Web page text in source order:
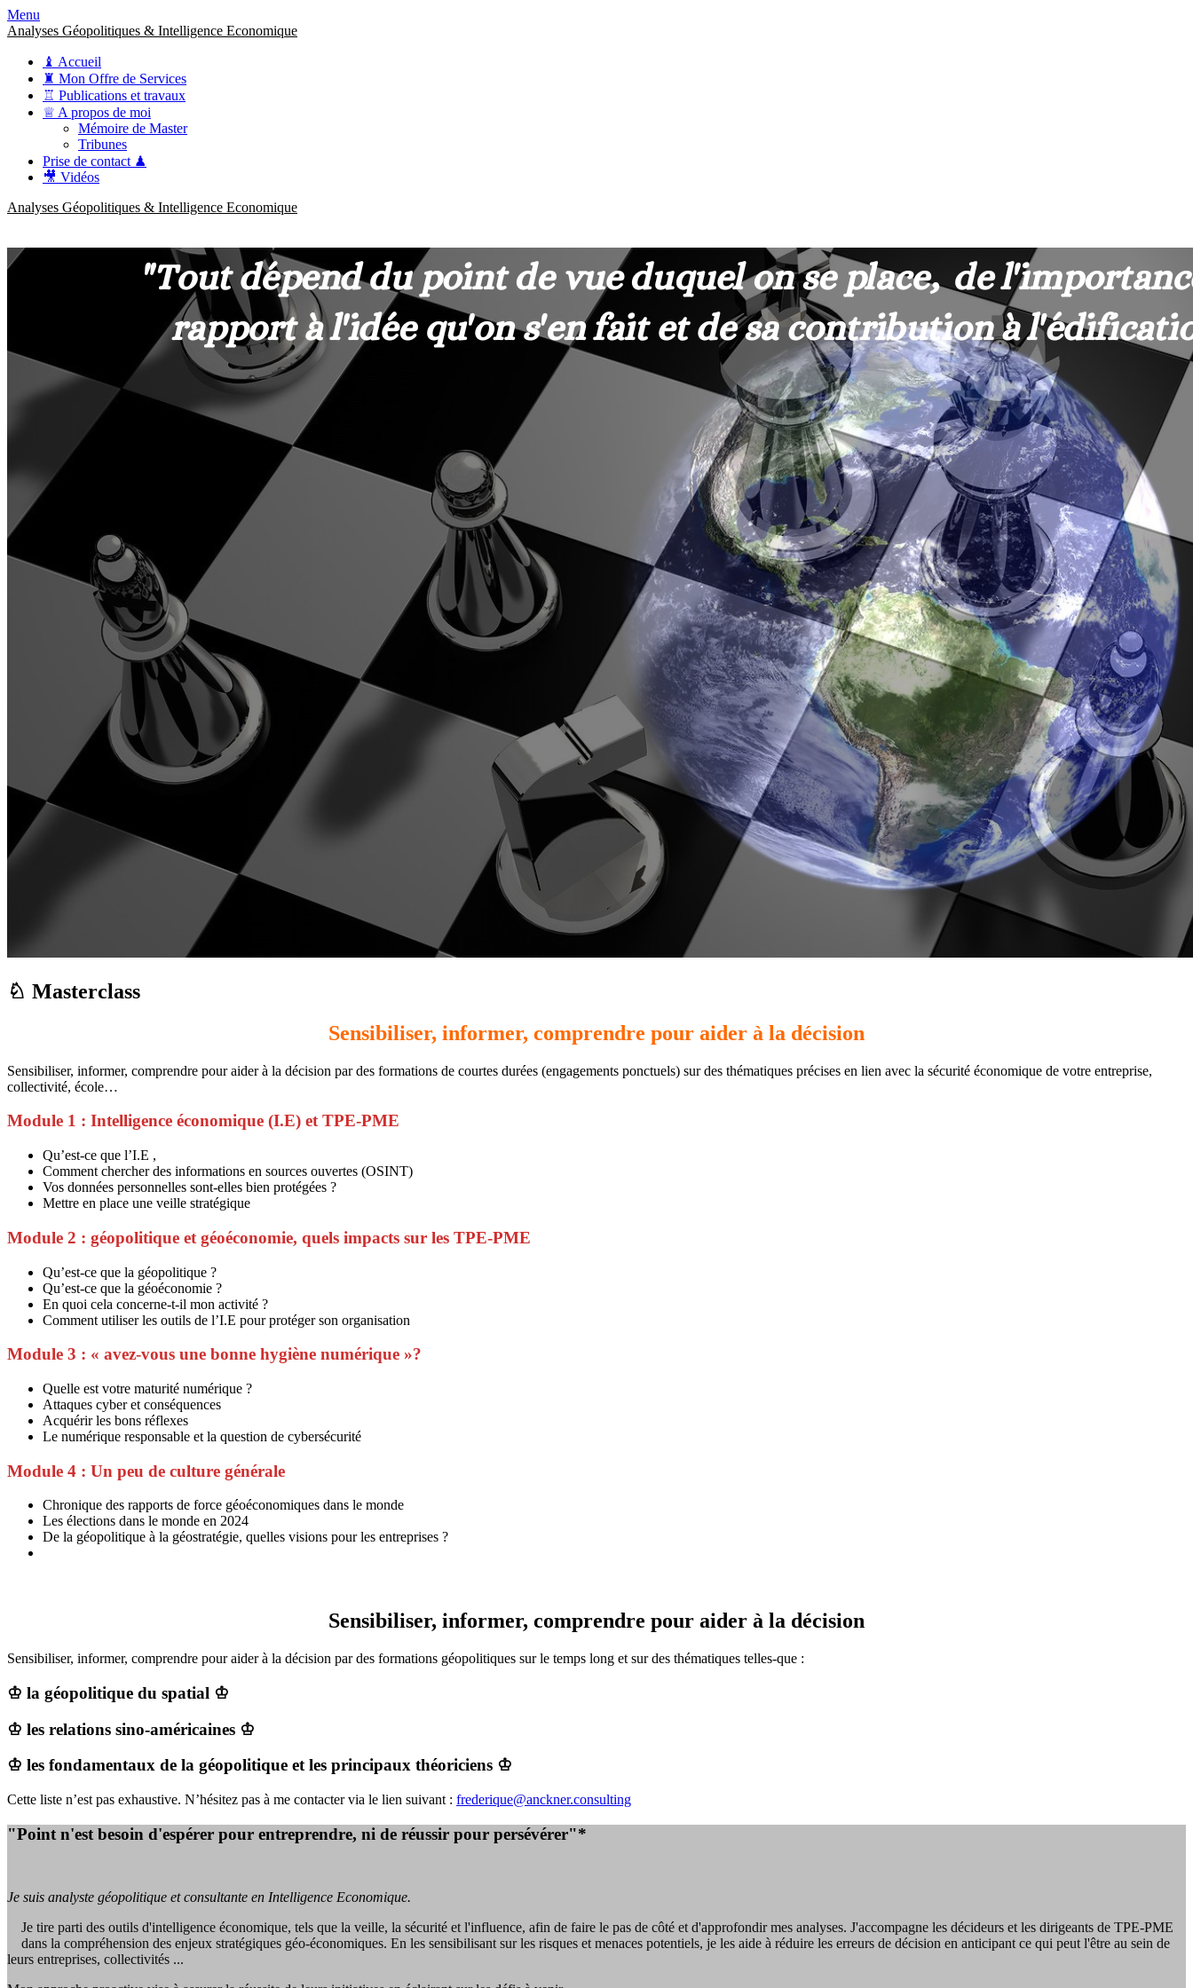
Menu
Analyses Géopolitiques & Intelligence Economique
♝ Accueil
♜ Mon Offre de Services
♖ Publications et travaux
♕ A propos de moi
Mémoire de Master
Tribunes
Prise de contact ♟
🎥 Vidéos
Analyses Géopolitiques & Intelligence Economique
♘ Masterclass
Sensibiliser, informer, comprendre pour aider à la décision
Sensibiliser, informer, comprendre pour aider à la décision par des formations de courtes durées (engagements ponctuels) sur des thématiques précises en lien avec la sécurité économique de votre entreprise,
collectivité, école…
Module 1 : Intelligence économique (I.E) et TPE-PME
Qu’est-ce que l’I.E ,
Comment chercher des informations en sources ouvertes (OSINT)
Vos données personnelles sont-elles bien protégées ?
Mettre en place une veille stratégique
Module 2 : géopolitique et géoéconomie, quels impacts sur les TPE-PME
Qu’est-ce que la géopolitique ?
Qu’est-ce que la géoéconomie ?
En quoi cela concerne-t-il mon activité ?
Comment utiliser les outils de l’I.E pour protéger son organisation
Module 3 : « avez-vous une bonne hygiène numérique »?
Quelle est votre maturité numérique ?
Attaques cyber et conséquences
Acquérir les bons réflexes
Le numérique responsable et la question de cybersécurité
Module 4 : Un peu de culture générale
Chronique des rapports de force géoéconomiques dans le monde
Les élections dans le monde en 2024
De la géopolitique à la géostratégie, quelles visions pour les entreprises ?
Sensibiliser, informer, comprendre pour aider à la décision
Sensibiliser, informer, comprendre pour aider à la décision par des formations géopolitiques sur le temps long et sur des thématiques telles-que :
♔ la géopolitique du spatial ♔
♔ les relations sino-américaines ♔
♔ les fondamentaux de la géopolitique et les principaux théoriciens ♔
Cette liste n’est pas exhaustive. N’hésitez pas à me contacter via le lien suivant : frederique@anckner.consulting
"Point n'est besoin d'espérer pour entreprendre, ni de réussir pour persévérer"*
Je suis analyste géopolitique et consultante en Intelligence Economique.
Je tire parti des outils d'intelligence économique, tels que la veille, la sécurité et l'influence, afin de faire le pas de côté et d'approfondir mes analyses. J'accompagne les décideurs et les dirigeants de TPE-PME
dans la compréhension des enjeux stratégiques géo-économiques. En les sensibilisant sur les risques et menaces potentiels, je les aide à réduire les erreurs de décision en anticipant ce qui peut l'être au sein de
leurs entreprises, collectivités ...